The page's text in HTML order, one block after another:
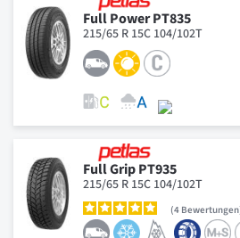
Full Power PT835
215/65 R 15C 104/102T
Full Grip PT935
215/65 R 15C 104/102T
4 Bewertungen